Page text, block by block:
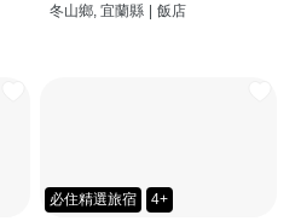
冬山鄉, 宜蘭縣 | 飯店
必住精選旅宿 4+